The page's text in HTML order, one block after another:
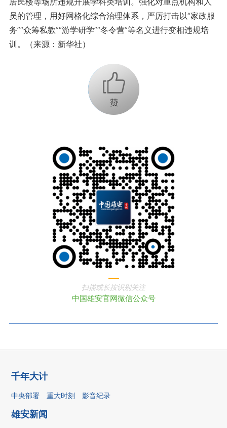
员的管理，用好网格化综合治理体系，严厉打击以“家政服
务”“众筹私教”“游学研学”“冬令营”等名义进行变相违规培
训。（来源：新华社）
+1
扫描或长按识别关注
中国雄安官网微信公众号
千年大计
中央部署 重大时刻 影音纪录
雄安新闻